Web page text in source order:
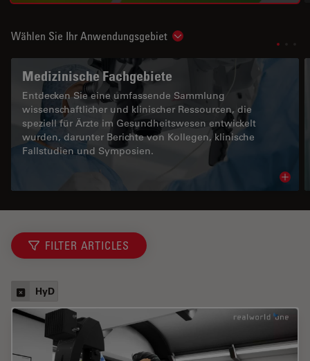
Wählen Sie Ihr Anwendungsgebiet Show subnavigation
Medizinische Fachgebiete
Entdecken Sie eine umfassende Sammlung
wissenschaftlicher und klinischer Ressourcen, die
speziell für Ärzte im Gesundheitswesen entwickelt
wurden, darunter Berichte von Kollegen, klinische
Fallstudien und Symposien.
FILTER ARTICLES
HyD